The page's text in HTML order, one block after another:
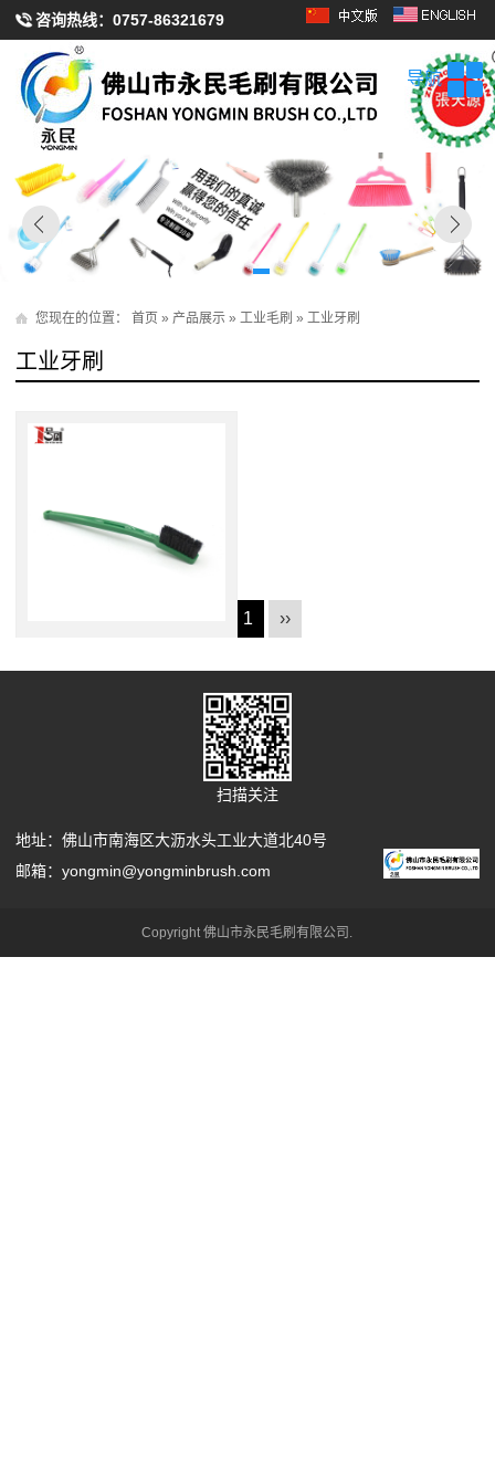
咨询热线： 0757-86321679
导航
您现在的位置： 首页 » 产品展示 » 工业毛刷 » 工业牙刷
工业牙刷
1 ››
扫描关注
地址：佛山市南海区大沥水头工业大道北40号
邮箱：yongmin@yongminbrush.com
Copyright 佛山市永民毛刷有限公司.